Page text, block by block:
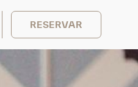
RESERVAR